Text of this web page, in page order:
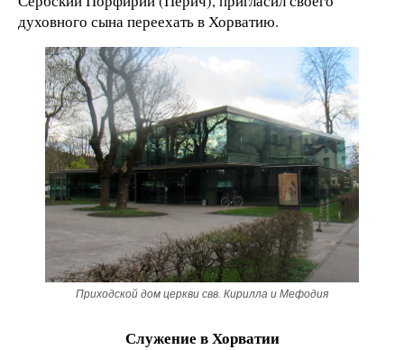
духовного сына переехать в Хорватию.
Приходской дом церкви свв. Кирилла и Мефодия
Служение в Хорватии